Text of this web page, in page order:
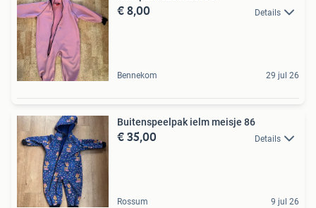
€ 8,00 Details
Bennekom 29 jul 26
Buitenspeelpak ielm meisje 86
€ 35,00 Details
Rossum 9 jul 26